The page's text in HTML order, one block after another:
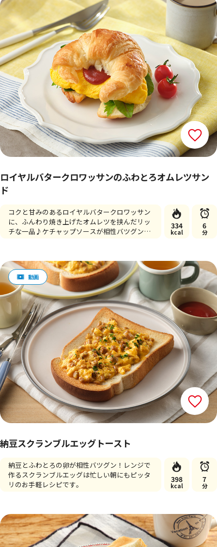
ロイヤルバタークロワッサンのふわとろオムレツサン
ド
コクと甘みのあるロイヤルバタークロワッサン
に、ふんわり焼き上げたオムレツを挟んだリッ
チな一品♪ケチャップソースが相性バツグンで
334
kcal
6
分
納豆スクランブルエッグトースト
納豆とふわとろの卵が相性バツグン！レンジで
作るスクランブルエッグは忙しい朝にもピッタ
リのお手軽レシピです。
398
kcal
7
分